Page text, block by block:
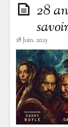
28
18 Juin. 2025